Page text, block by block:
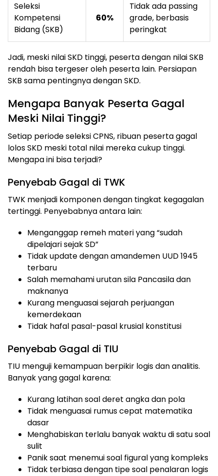
Seleksi
Kompetensi
Bidang (SKB)
60%
Tidak ada passing
grade, berbasis
peringkat
Jadi, meski nilai SKD tinggi, peserta dengan nilai SKB
rendah bisa tergeser oleh peserta lain. Persiapan
SKB sama pentingnya dengan SKD.
Mengapa Banyak Peserta Gagal
Meski Nilai Tinggi?
Setiap periode seleksi CPNS, ribuan peserta gagal
lolos SKD meski total nilai mereka cukup tinggi.
Mengapa ini bisa terjadi?
Penyebab Gagal di TWK
TWK menjadi komponen dengan tingkat kegagalan
tertinggi. Penyebabnya antara lain:
Menganggap remeh materi yang “sudah
dipelajari sejak SD”
Tidak update dengan amandemen UUD 1945
terbaru
Salah memahami urutan sila Pancasila dan
maknanya
Kurang menguasai sejarah perjuangan
kemerdekaan
Tidak hafal pasal-pasal krusial konstitusi
Penyebab Gagal di TIU
TIU menguji kemampuan berpikir logis dan analitis.
Banyak yang gagal karena:
Kurang latihan soal deret angka dan pola
Tidak menguasai rumus cepat matematika
dasar
Menghabiskan terlalu banyak waktu di satu soal
sulit
Panik saat menemui soal figural yang kompleks
Tidak terbiasa dengan tipe soal penalaran logis